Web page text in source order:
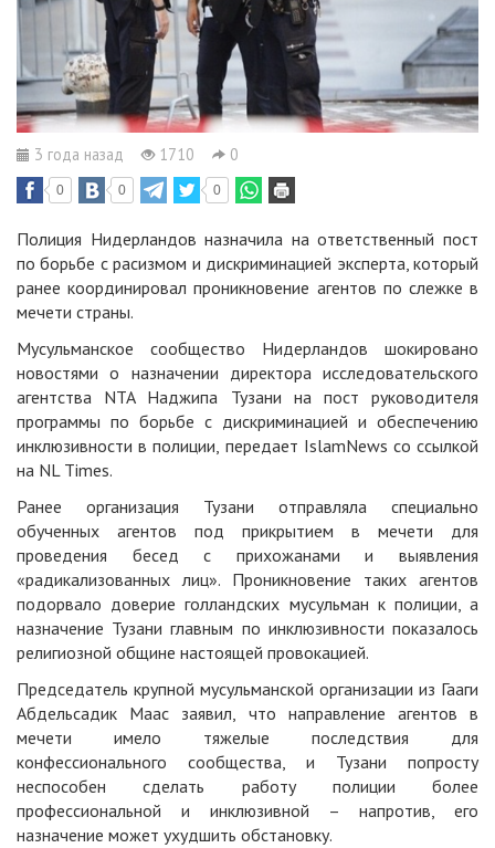
3 года назад 1710 0
0 0 0
Полиция Нидерландов назначила на ответственный пост
по борьбе с расизмом и дискриминацией эксперта, который
ранее координировал проникновение агентов по слежке в
мечети страны.
Мусульманское сообщество Нидерландов шокировано
новостями о назначении директора исследовательского
агентства NTA Наджипа Тузани на пост руководителя
программы по борьбе с дискриминацией и обеспечению
инклюзивности в полиции, передает IslamNews со ссылкой
на NL Times.
Ранее организация Тузани отправляла специально
обученных агентов под прикрытием в мечети для
проведения бесед с прихожанами и выявления
«радикализованных лиц». Проникновение таких агентов
подорвало доверие голландских мусульман к полиции, а
назначение Тузани главным по инклюзивности показалось
религиозной общине настоящей провокацией.
Председатель крупной мусульманской организации из Гааги
Абдельсадик Маас заявил, что направление агентов в
мечети имело тяжелые последствия для
конфессионального сообщества, и Тузани попросту
неспособен сделать работу полиции более
профессиональной и инклюзивной – напротив, его
назначение может ухудшить обстановку.